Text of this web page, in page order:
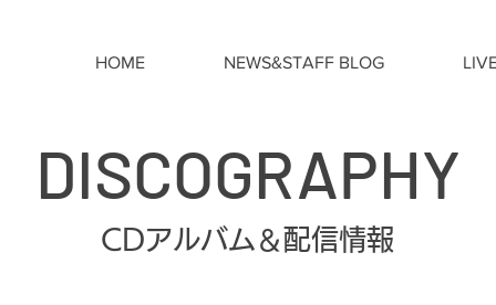
HOME NEWS&STAFF BLOG
DISCOGRAPHY
CDアルバム＆配信情報